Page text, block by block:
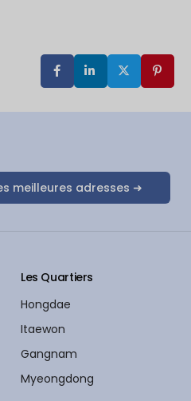
meilleures adresses ➜
Les Quartiers
Hongdae
Itaewon
Gangnam
Myeongdong